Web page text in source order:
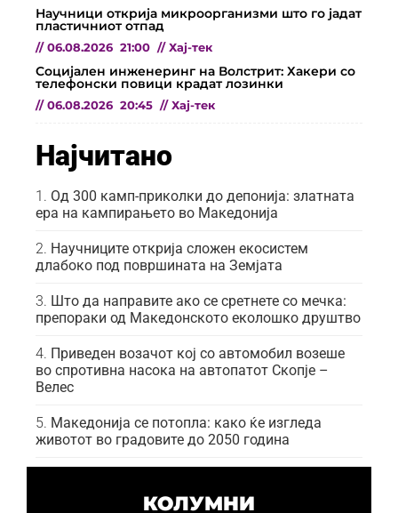
Научници открија микроорганизми што го јадат
пластичниот отпад
// 06.08.2026 21:00 // Хај-тек
Социјален инженеринг на Волстрит: Хакери со
телефонски повици крадат лозинки
// 06.08.2026 20:45 // Хај-тек
Најчитано
Од 300 камп-приколки до депонија: златната
ера на кампирањето во Македонија
Научниците открија сложен екосистем
длабоко под површината на Земјата
Што да направите ако се сретнете со мечка:
препораки од Македонското еколошко друштво
Приведен возачот кој со автомобил возеше
во спротивна насока на автопатот Скопје –
Велес
Македонија се потопла: како ќе изгледа
животот во градовите до 2050 година
КОЛУМНИ